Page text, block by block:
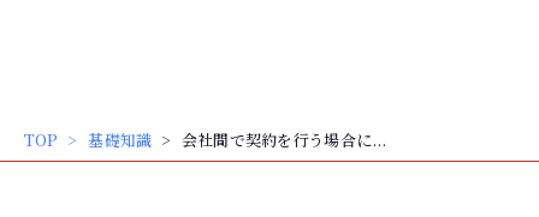
プ
TOP 基礎知識 会社間で契約を行う場合に...